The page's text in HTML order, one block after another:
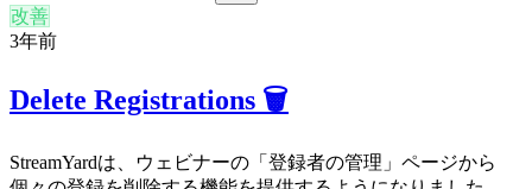
改善
3年前
Delete Registrations 🗑️
StreamYardは、ウェビナーの「登録者の管理」ページから